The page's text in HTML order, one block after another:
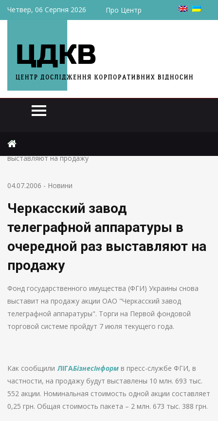
Четвер, 06 Серпня 2026 Про Центр
Черкасский завод телеграфной аппаратуры в очередной раз
выставляют на продажу
04.07.2006 - Новини
Черкасский завод
телеграфной аппаратуры в
очередной раз выставляют на
продажу
Фонд государственного имущества (ФГИ) Украины снова
выставит на продажу акции ОАО "Черкасский завод
телеграфной аппаратуры". Торги на Первой фондовой
торговой системе пройдут 7 июля текущего года.
Как сообщили ЛІГАБізнесІнформ в пресс-службе ФГИ, в
частности, на продажу будут выставлены 10 млн. 693 тыс.
552 акции. Номинальная стоимость одной акции составляет
0,25 грн. Общая стоимость пакета – 2 млн. 673 тыс. 388 грн.